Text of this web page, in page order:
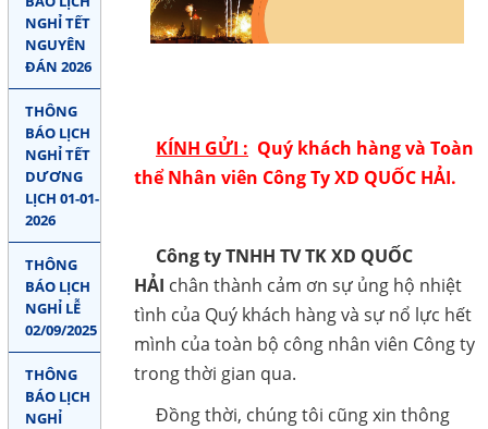
NGHỈ TẾT
NGUYÊN
ĐÁN 2026
THÔNG
BÁO LỊCH
NGHỈ TẾT
DƯƠNG
LỊCH 01-01-
2026
THÔNG
BÁO LỊCH
NGHỈ LỄ
02/09/2025
THÔNG
BÁO LỊCH
NGHỈ
KÍNH GỬI : Quý khách hàng và Toàn
thể Nhân viên Công Ty XD QUỐC HẢI.
Công ty TNHH TV TK XD QUỐC
HẢI chân thành cảm ơn sự ủng hộ nhiệt
tình của Quý khách hàng và sự nổ lực hết
mình của toàn bộ công nhân viên Công ty
trong thời gian qua.
Đồng thời, chúng tôi cũng xin thông
Liên hệ
THEO DÕI
Facebook
Google
Twitter
LIÊN HỆ
HotLine
0907 809 788
COPYRIGHT 2018. ALL RIGHTS RESERVED